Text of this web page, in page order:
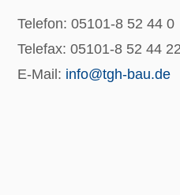
Telefon: 05101-8 52 44 0
Telefax: 05101-8 52 44 22
E-Mail: info@tgh-bau.de